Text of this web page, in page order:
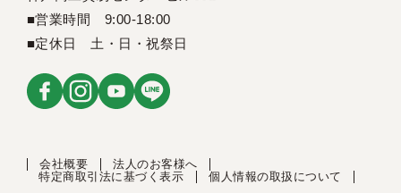
■営業時間 9:00-18:00
■定休日 土・日・祝祭日
会社概要
法人のお客様へ
特定商取引法に基づく表示
個人情報の取扱について